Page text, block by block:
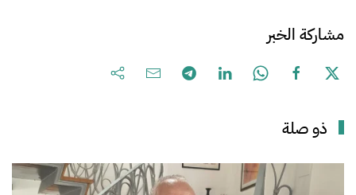
مشاركة الخبر
ذو صلة